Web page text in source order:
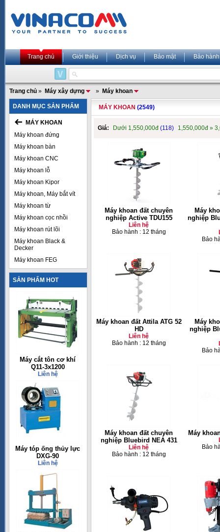
Trang chủ Giới thiệu Dịch vụ Bảo mật Bảo hành
Trang chủ » Máy xây dựng » Máy khoan
DANH MỤC SẢN PHẨM
MÁY KHOAN
Máy khoan đứng
Máy khoan bàn
Máy khoan CNC
Máy khoan lỗ
Máy khoan Kipor
Máy khoan, Máy bắt vít
Máy khoan từ
Máy khoan cọc nhồi
Máy khoan rút lõi
Máy khoan Black &
Decker
Máy khoan FEG
SẢN PHẨM HOT
Máy cắt tôn cơ khí
Q11-3x1200
Liên hệ
Máy tóp ống thủy lực
DXG-90
Liên hệ
MÁY KHOAN (2549)
Giá: Dưới 1,550,000đ (118) 1,550,000đ »
Máy khoan đất chuyên
nghiệp Active TDU155
Liên hệ
Bảo hành : 12 tháng
Máy
nghiệp
Bảo
Máy khoan đất Attila ATG 52
HD
Liên hệ
Bảo hành : 12 tháng
Máy
nghiệp
Bảo
Máy khoan đất chuyên
nghiệp Bluebird NEA 431
Liên hệ
Bảo hành : 12 tháng
Máy
Bảo